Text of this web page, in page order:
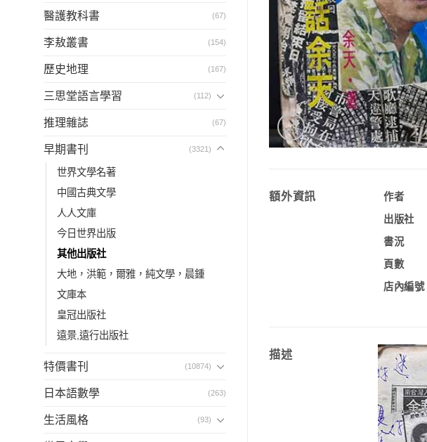
醫護教科書 (67)
李敖叢書 (154)
歷史地理 (167)
三思堂語言學習 (112)
推理雜誌 (67)
早期書刊 (3321)
世界文學名著
中國古典文學
人人文庫
今日世界出版
其他出版社
大地，洪範，爾雅，純文學，晨鍾
文庫本
皇冠出版社
遠景,遠行出版社
特價書刊 (10874)
日本語數學 (263)
生活風格 (93)
額外資訊 作者
出版社
書況
頁數
店內編號
描述